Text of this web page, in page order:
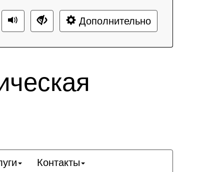
Дополнительно
Контакты